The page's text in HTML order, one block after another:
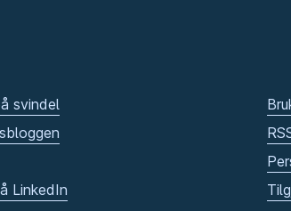
svindel
LinkedIn